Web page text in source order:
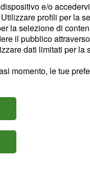
e/o
profili per la
la selezione di
il pubblico
dati limitati per la
momento, le tue